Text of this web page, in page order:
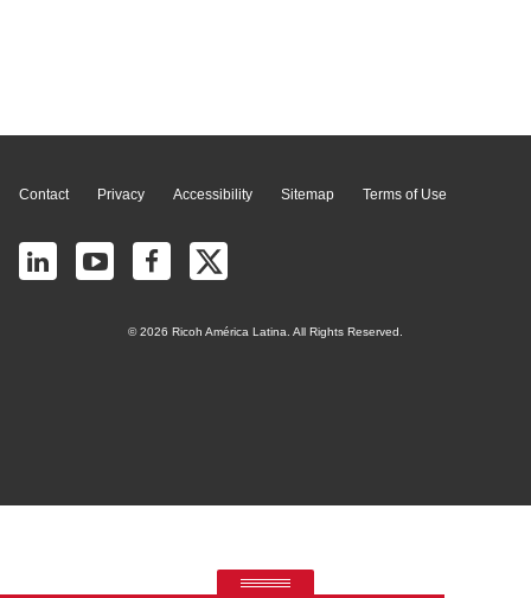
Contact Privacy Accessibility Sitemap Terms of Use
© 2026 Ricoh América Latina. All Rights Reserved.